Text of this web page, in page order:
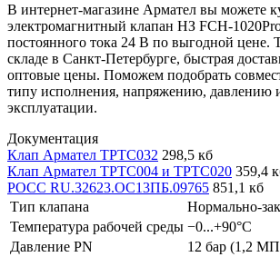
В интернет-магазине Армател вы можете
электромагнитный клапан НЗ FCH-
постоянного тока 24 В по выгодной цене.
складе в Санкт-Петербурге, быстрая
оптовые цены. Поможем подобрать
типу исполнения, напряжению, давлению
эксплуатации.
Документация
Клап Армател ТРТС032 298,5 кб
Клап Армател ТРТС004 и ТРТС020 359,4
РОСС RU.32623.ОС13ПБ.09765 851,1 кб
Тип клапана
Нормально-
Температура рабочей среды −0...+90°С
Давление PN
12 бар (1,2